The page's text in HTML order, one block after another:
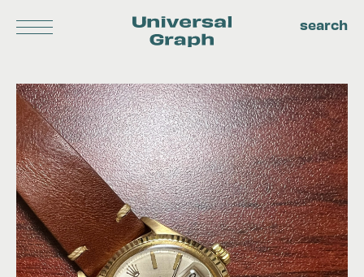
Graph
search
About us Privacy policy Terms
Blog
Contact
ALL ITEMS
AUDEMARS PIGUET BREITLING BULGARI
CARTIER CASIO CHOPARD